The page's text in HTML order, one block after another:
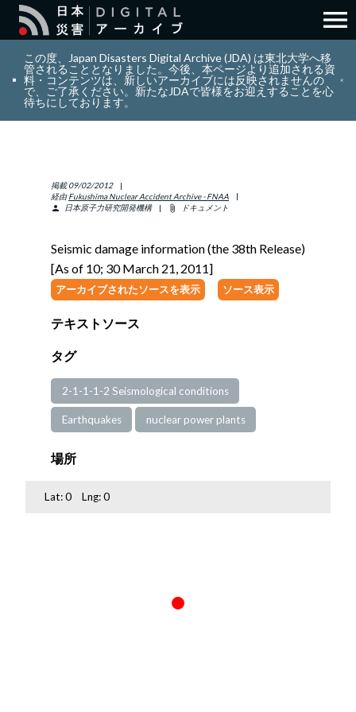
search 検索
layers コレクション
info_outline リソース
ENGLISH 日本語
menu
この度、Japan Disasters Digital Archive (JDA) は東北大学へ移
管されることとなりました。今後、本ページより追加される資
料・コンテンツは、新しいアーカイブには反映されませんの
で、ご了承ください。新たなJDAで皆様をお迎えすることを心
待ちにしております。
掲載 09/02/2012
経由 Fukushima Nuclear Accident Archive - FNAA
person
日本原子力研究開発機構 attach_file ドキュメント
Seismic damage information (the 38th Release)
[As of 10; 30 March 21, 2011]
アーカイブされたソースを表示 ソース表示
テキストソース
タグ
2-1-1-1-2 Seismological conditions
Earthquakes nuclear power plants
場所
Lat:0 Lng:0